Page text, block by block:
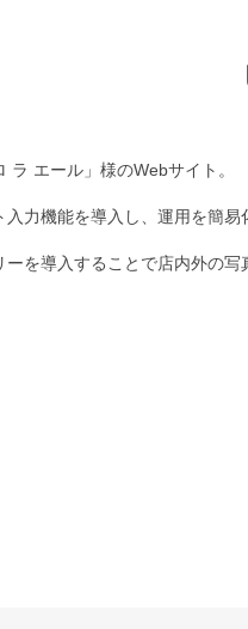
エール」様のWebサイト。
力機能を導入し、運用を簡易
を導入することで店内外の写